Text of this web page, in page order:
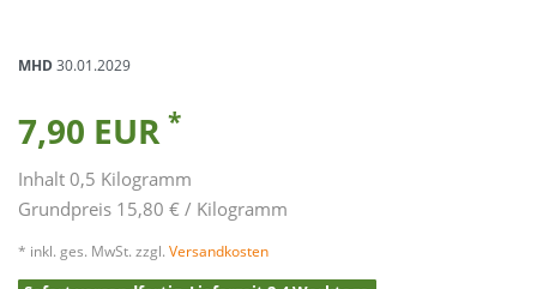
MHD30.01.2029
7,90 EUR *
Inhalt0,5 Kilogramm
Grundpreis 15,80 € / Kilogramm
* inkl. ges. MwSt. zzgl. Versandkosten